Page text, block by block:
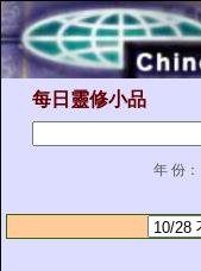
每日靈修小品
年 份：